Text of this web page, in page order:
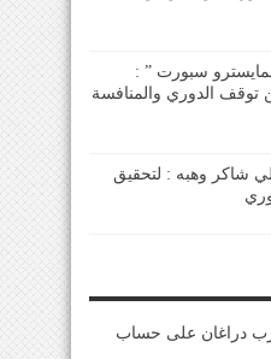
سبورت ” :
توقف الدوري والمنافسة
شاكر وهبه : لتحقيق
دراغان على حساب